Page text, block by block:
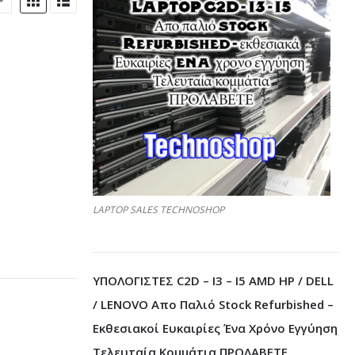
LAPTOP SALES TECHNOSHOP
ΥΠΟΛΟΓΙΣΤΕΣ C2D – I3 – I5 AMD HP / DELL
/ LENOVO Απο Παλιό Stock Refurbished –
Εκθεσιακοί Ευκαιρίες Ένα Χρόνο Εγγύηση
Τελευταία Κομμάτια ΠΡΟΛΑΒΕΤΕ